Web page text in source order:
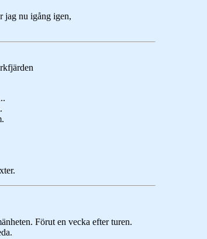
jag nu igång igen,
Förut en vecka efter turen.